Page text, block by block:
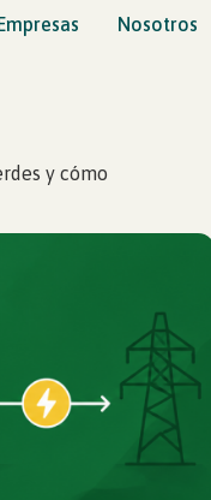
Nosotros
y cómo